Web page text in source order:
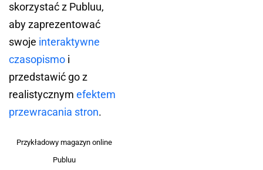
skorzystać z Publuu,
aby zaprezentować
swoje interaktywne
czasopismo i
przedstawić go z
realistycznym efektem
przewracania stron.
Przykładowy magazyn online
Publuu